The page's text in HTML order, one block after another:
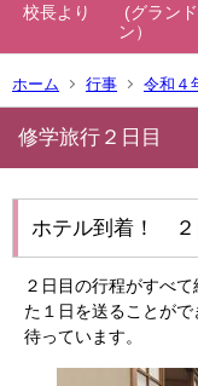
校長より (グランド
ン）
ホーム 行事 令和４
修学旅行２日目
ホテル到着！ ２
２日目の行程がすべ
た１日を送ることが
待っています。